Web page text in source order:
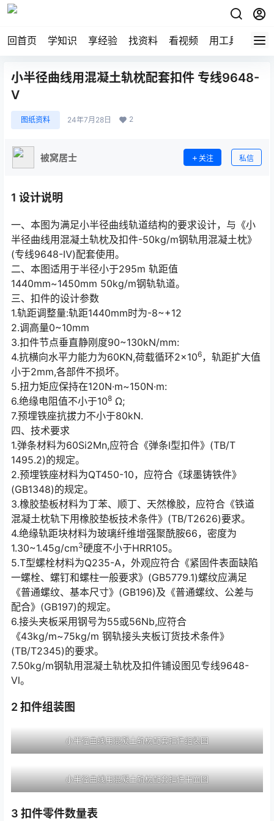
回首页 学知识 享经验 找资料 看视频 用工具 论技
小半径曲线用混凝土轨枕配套扣件 专线9648-
Ⅴ
图纸资料 24年7月28日 2
被窝居士 关注 私信
1 设计说明
一、本图为满足小半径曲线轨道结构的要求设计，与《小
半径曲线用混凝土轨枕及扣件-50kg/m钢轨用混凝土枕》
(专线9648-Ⅳ)配套使用。
二、本图适用于半径小于295m 轨距值
1440mm~1450mm 50kg/m钢轨轨道。
三、扣件的设计参数
1.轨距调整量:轨距1440mm时为-8~+12
2.调高量0~10mm
3.扣件节点垂直静刚度90~130kN/mm:
4.抗横向水平力能力为60KN,荷载循环2×106，轨距扩大值
小于2mm,各部件不损坏。
5.扭力矩应保持在120N·m~150N·m:
6.绝缘电阻值不小于108 Ω;
7.预埋铁座抗拔力不小于80kN.
四、技术要求
1.弹条材料为60Si2Mn,应符合《弹条Ⅰ型扣件》(TB/T
1495.2)的规定。
2.预埋铁座材料为QT450-10，应符合《球墨铸铁件》
(GB1348)的规定。
3.橡胶垫板材料为丁苯、顺丁、天然橡胶，应符合《铁道
混凝土枕轨下用橡胶垫板技术条件》(TB/T2626)要求。
4.绝缘轨距块材料为玻璃纤维增强聚酰胺66，密度为
1.30~1.45g/cm3硬度不小于HRR105。
5.T型螺栓材料为Q235-A，外观应符合《紧固件表面缺陷
一螺栓、螺钉和螺柱一般要求》(GB5779.1)螺纹应满足
《普通螺纹、基本尺寸》(GB196)及《普通螺纹、公差与
配合》(GB197)的规定。󠅅󠅃󠄵󠅂󠄪󠇖󠆨󠆨󠇕󠆞󠆒󠅬󠇘󠆭󠆘󠇙󠆝󠅵󠇗󠆭󠆁󠄐󠇗󠅹󠅸󠇖󠆍󠅳󠇖󠅹󠅰󠇖󠆌󠅹
6.接头夹板采用钢号为55或56Nb,应符合
《43kg/m~75kg/m 钢轨接头夹板订货技术条件》
(TB/T2345)的要求。
7.50kg/m钢轨用混凝土轨枕及扣件铺设图见专线9648-
Ⅵ。
2 扣件组装图
小半径曲线用混凝土轨枕配套扣件组装图
小半径曲线用混凝土轨枕配套扣件平面图
3 扣件零件数量表